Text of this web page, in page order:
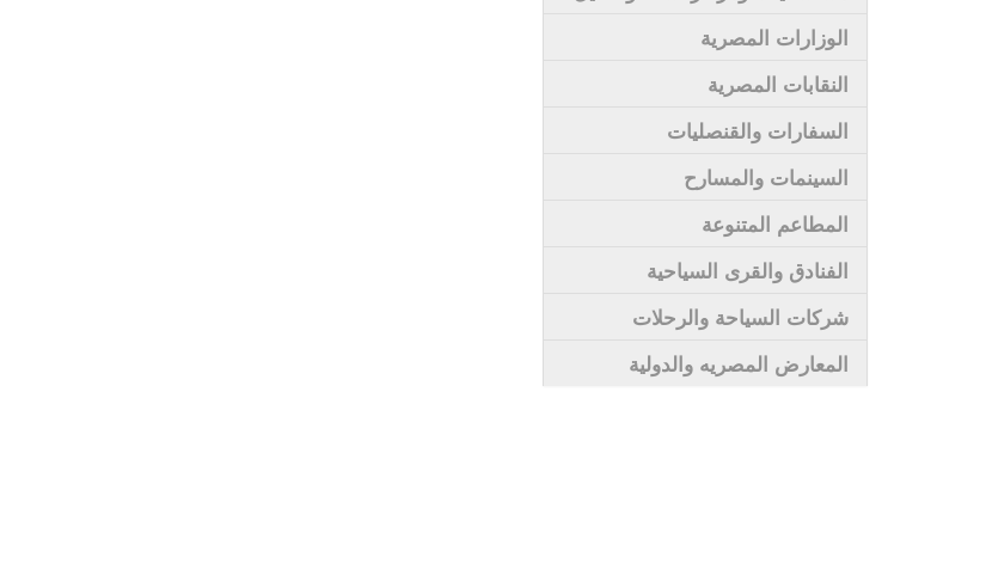
الوزارات المصرية
النقابات المصرية
السفارات والقنصليات
السينمات والمسارح
المطاعم المتنوعة
الفنادق والقرى السياحية
شركات السياحة والرحلات
المعارض المصريه والدولية